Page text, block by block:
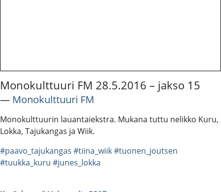
Monokulttuuri FM 28.5.2016 – jakso 15
― Monokulttuuri FM
Monokulttuurin lauantaiekstra. Mukana tuttu nelikko Kuru,
Lokka, Tajukangas ja Wiik.
#paavo_tajukangas #tiina_wiik#tuonen_joutsen
#tuukka_kuru #junes_lokka